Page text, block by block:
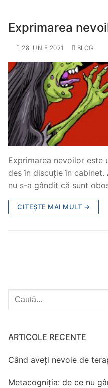
Exprimarea
28 IUNIE 2021 BLOG
Exprimarea nevoilor este
des în discuție în
nu s-a gândit că sunt
CITEȘTE MAI MULT →
ARTICOLE RECENTE
Când aveți nevoie de
Metacogniția: de ce nu